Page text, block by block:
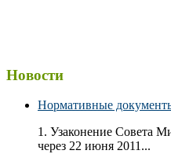
Новости
Нормативные
1. Узаконение Совета
через 22 июня 2011...